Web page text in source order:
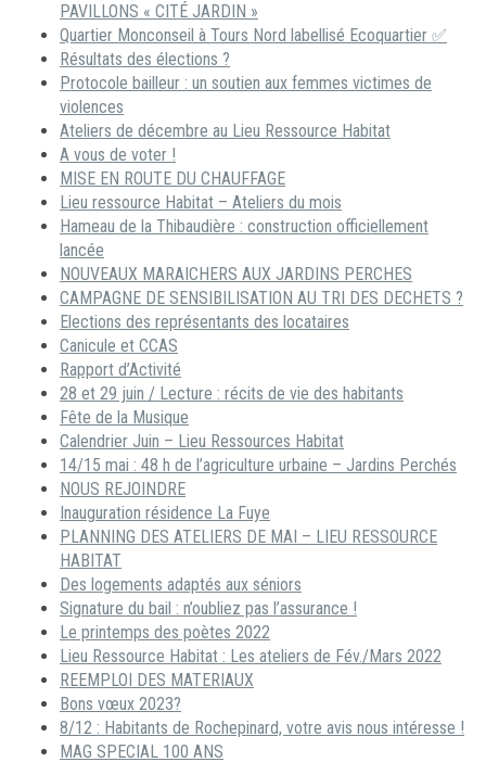
PAVILLONS « CITÉ JARDIN »
Quartier Monconseil à Tours Nord labellisé Ecoquartier ✅
Résultats des élections ?
Protocole bailleur : un soutien aux femmes victimes de
violences
Ateliers de décembre au Lieu Ressource Habitat
A vous de voter !
MISE EN ROUTE DU CHAUFFAGE
Lieu ressource Habitat – Ateliers du mois
Hameau de la Thibaudière : construction officiellement
lancée
NOUVEAUX MARAICHERS AUX JARDINS PERCHES
CAMPAGNE DE SENSIBILISATION AU TRI DES DECHETS ?
Elections des représentants des locataires
Canicule et CCAS
Rapport d’Activité
28 et 29 juin / Lecture : récits de vie des habitants
Fête de la Musique
Calendrier Juin – Lieu Ressources Habitat
14/15 mai : 48 h de l’agriculture urbaine – Jardins Perchés
NOUS REJOINDRE
Inauguration résidence La Fuye
PLANNING DES ATELIERS DE MAI – LIEU RESSOURCE
HABITAT
Des logements adaptés aux séniors
Signature du bail : n’oubliez pas l’assurance !
Le printemps des poètes 2022
Lieu Ressource Habitat : Les ateliers de Fév./Mars 2022
REEMPLOI DES MATERIAUX
Bons vœux 2023?
8/12 : Habitants de Rochepinard, votre avis nous intéresse !
MAG SPECIAL 100 ANS